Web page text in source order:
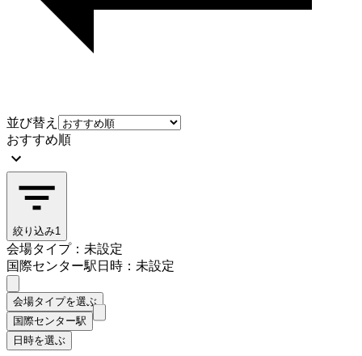
並び替え
おすすめ順
絞り込み1
会場タイプ：未設定
国際センター駅日時：未設定
会場タイプを選ぶ
国際センター駅
日時を選ぶ